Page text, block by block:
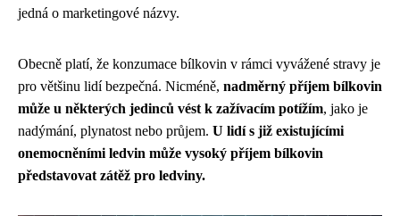
jedná o marketingové názvy.
Obecně platí, že konzumace bílkovin v rámci vyvážené stravy je
pro většinu lidí bezpečná. Nicméně, nadměrný příjem bílkovin
může u některých jedinců vést k zažívacím potížím, jako je
nadýmání, plynatost nebo průjem. U lidí s již existujícími
onemocněními ledvin může vysoký příjem bílkovin
představovat zátěž pro ledviny.